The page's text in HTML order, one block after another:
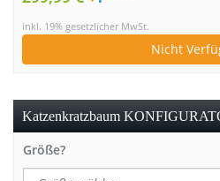
inkl. 19% gesetzlicher MwSt.
Nicht
Katzenkratzbaum
Größe?